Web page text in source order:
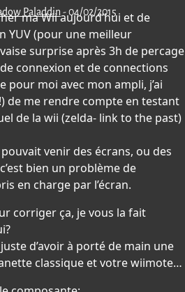
Paladdin - 04/02/2015
ma Wii aujourd’hui et de
YUV (pour une meilleur
surprise après 3h de percage
connexion et de connections
pour moi avec mon ampli, j’ai
de me rendre compte en testant
de la wii (zelda- link to the past)
venir des écrans, ou des
bien un problème de
en charge par l’écran.
corriger ça, je vous la fait
d’avoir à porté de main une
classique et votre wiimote…